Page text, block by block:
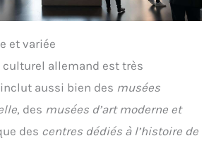
et variée
culturel allemand est très
aussi bien des musées
, des musées d’art moderne et
des centres dédiés à l’histoire de